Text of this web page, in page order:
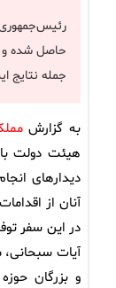
رئیس‌جمهوری
حاصل شده و
جمله نتایج
به گزارش
هیئت دولت
دیدارهای
آنان از
در این سفر
آیات سبحانی،
و بزرگان